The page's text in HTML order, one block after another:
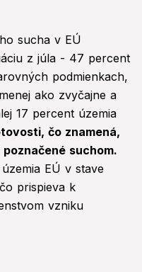
sucha v EÚ
z júla - 47 percent
podmienkach,
ako zvyčajne a
17 percent územia
čo znamená,
suchom.
EÚ v stave
prispieva k
vzniku